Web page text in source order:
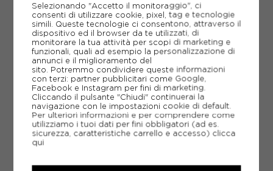
SCHEDA TECNICA
GUIDA ALLE TAGLIE
CONSIGLIATI DA NOI
Selezionando "Accetto il monitoraggio", ci
consenti di utilizzare cookie, pixel, tag e tecnologie
simili. Queste tecnologie ci consentono, attraverso il
dispositivo ed il browser da te utilizzati, di
monitorare la tua attività per scopi di marketing e
funzionali, quali ad esempio la personalizzazione di
annunci e il miglioramento del
sito. Potremmo condividere queste informazioni
con terzi: partner pubblicitari come Google,
Facebook e Instagram per fini di marketing.
Cliccando il pulsante "Chiudi" continuerai la
navigazione con le impostazioni cookie di default.
Per ulteriori informazioni e per comprendere come
utilizziamo i tuoi dati per fini obbligatori (ad es.
sicurezza, caratteristiche carrello e accesso) clicca
qui